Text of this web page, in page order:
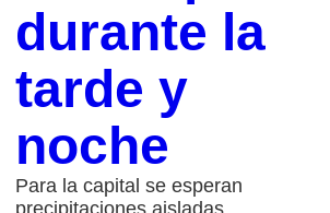
durante la
tarde y
noche
Para la capital se esperan
precipitaciones aisladas